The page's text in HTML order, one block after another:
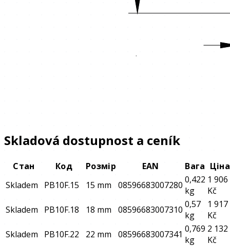
Skladová dostupnost a ceník
Стан Код Розмір EAN Вага Ціна
Skladem
PB10F.15 15 mm 08596683007280 0,422
kg
1 906
Kč
Skladem
PB10F.18 18 mm 08596683007310 0,57
kg
1 917
Kč
Skladem
PB10F.22 22 mm 08596683007341 0,769
kg
2 132
Kč